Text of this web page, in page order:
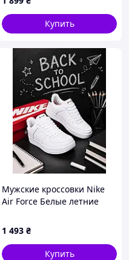
Купить
Мужские кроссовки Nike
Air Force Белые летние
кросівки чоловічі найк
1 493 ₴
Купить